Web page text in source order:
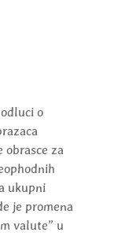
o
obrasce za
ukupni
je promena
valute” u